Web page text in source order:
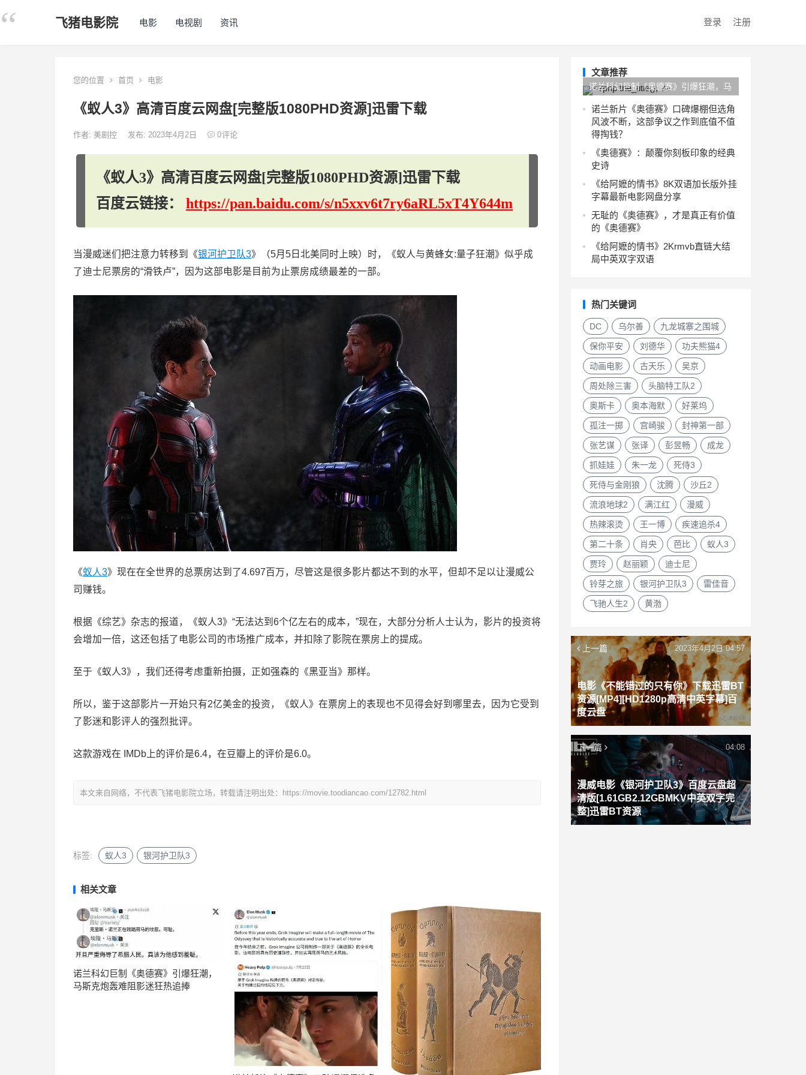
飞猪电影院 电影 电视剧 资讯 登录 注册
您的位置 首页 电影
《蚁人3》高清百度云网盘[完整版1080PHD资源]迅雷下载
作者: 美剧控 发布: 2023年4月2日 0评论
《蚁人3》高清百度云网盘[完整版1080PHD资源]迅雷下载
百度云链接： https://pan.baidu.com/s/n5xxv6t7ry6aRL5xT4Y644m
当漫威迷们把注意力转移到《银河护卫队3》（5月5日北美同时上映）时，《蚁人与黄蜂女:量子狂潮》似乎成
了迪士尼票房的“滑铁卢”，因为这部电影是目前为止票房成绩最差的一部。
《蚁人3》现在在全世界的总票房达到了4.697百万，尽管这是很多影片都达不到的水平，但却不足以让漫威公
司赚钱。
根据《综艺》杂志的报道，《蚁人3》“无法达到6个亿左右的成本，”现在，大部分分析人士认为，影片的投资将
会增加一倍，这还包括了电影公司的市场推广成本，并扣除了影院在票房上的提成。
至于《蚁人3》，我们还得考虑重新拍摄，正如强森的《黑亚当》那样。
所以，鉴于这部影片一开始只有2亿美金的投资，《蚁人》在票房上的表现也不见得会好到哪里去，因为它受到
了影迷和影评人的强烈批评。
这款游戏在 IMDb上的评价是6.4，在豆瓣上的评价是6.0。
本文来自网络，不代表飞猪电影院立场，转载请注明出处：https://movie.toodiancao.com/12782.html
标签: 蚁人3 银河护卫队3
相关文章
诺兰科幻巨制《奥德赛》引爆狂潮，
马斯克炮轰难阻影迷狂热追捧
文章推荐
诺兰科幻巨制《奥德赛》引爆狂潮，马
斯克炮轰难阻影迷狂热追捧
诺兰新片《奥德赛》口碑爆棚但选角
风波不断，这部争议之作到底值不值
得掏钱？
《奥德赛》：颠覆你刻板印象的经典
史诗
《给阿嬷的情书》8K双语加长版外挂
字幕最新电影网盘分享
无耻的《奥德赛》，才是真正有价值
的《奥德赛》
《给阿嬷的情书》2Krmvb直链大结
局中英双字双语
热门关键词
DC 乌尔善 九龙城寨之围城
保你平安 刘德华 功夫熊猫4
动画电影 古天乐 吴京
周处除三害 头脑特工队2
奥斯卡 奥本海默 好莱坞
孤注一掷 宫崎骏 封神第一部
张艺谋 张译 彭昱畅 成龙
抓娃娃 朱一龙 死侍3
死侍与金刚狼 沈腾 沙丘2
流浪地球2 满江红 漫威
热辣滚烫 王一博 疾速追杀4
第二十条 肖央 芭比 蚁人3
贾玲 赵丽颖 迪士尼
铃芽之旅 银河护卫队3 雷佳音
飞驰人生2 黄渤
上一篇
电影《不能错过的只有你》下载迅雷BT
资源[MP4][HD1280p高清中英字幕]百
度云盘
2023年4月2日 04:57
下一篇
漫威电影《银河护卫队3》百度云盘超
清版[1.61GB2.12GBMKV中英双字完
整]迅雷BT资源
04:08